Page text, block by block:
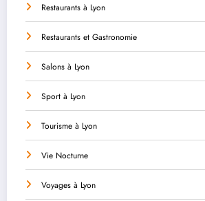
Restaurants à Lyon
Restaurants et Gastronomie
Salons à Lyon
Sport à Lyon
Tourisme à Lyon
Vie Nocturne
Voyages à Lyon